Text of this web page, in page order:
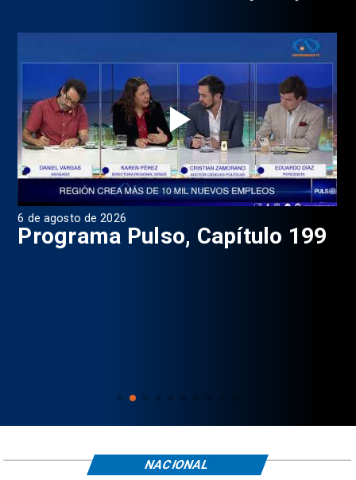
6 de agosto de 2026
Programa Pulso, Capítulo 199
NACIONAL